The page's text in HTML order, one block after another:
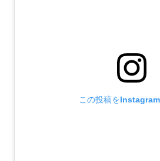
この投稿を